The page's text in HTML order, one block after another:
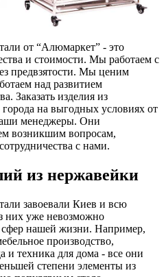
от “Алюмаркет” - это
и стоимости. Мы работаем с
предвзятости. Мы ценим
над развитием
Заказать изделия из
на выгодных условиях от
менеджеры. Они
возникшим вопросам,
с нами.
из нержавейки
завоевали Киев и всю
них уже невозможно
сфер нашей жизни. Например,
производство,
и техника для дома - все они
степени элементы из